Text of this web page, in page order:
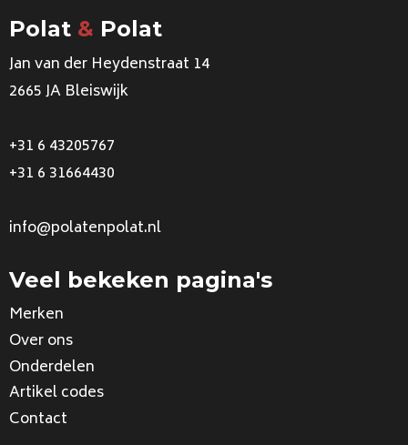
Polat & Polat
Jan van der Heydenstraat 14
2665 JA Bleiswijk
+31 6 43205767
+31 6 31664430
info@polatenpolat.nl
Veel bekeken pagina's
Merken
Over ons
Onderdelen
Artikel codes
Contact